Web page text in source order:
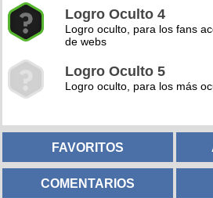
Logro Oculto 4
Logro oculto, para los fans
de webs
Logro Oculto 5
Logro oculto, para los más
FAVORITOS
COMENTARIOS